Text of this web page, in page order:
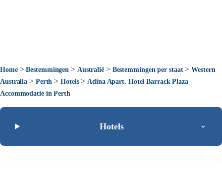
Home>Bestemmingen > Australië> Bestemmingen per staat>Western
Australia > Perth >Hotels> Adina Apart. Hotel Barrack Plaza |
Accommodatie in Perth
Hotels